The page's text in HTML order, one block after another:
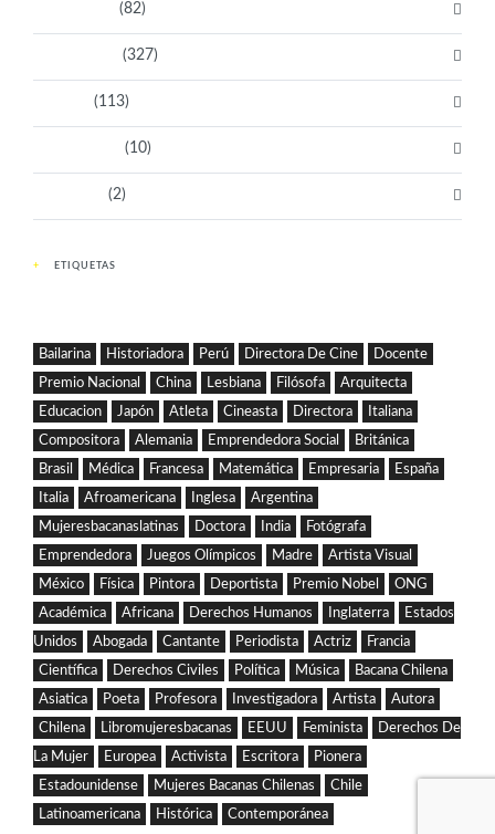
(82)
(327)
(113)
(10)
(2)
ETIQUETAS
Bailarina Historiadora Perú Directora De Cine
Docente
Premio Nacional
China Lesbiana Filósofa
Arquitecta
Educacion
Japón Atleta Cineasta Directora
Italiana
Compositora
Alemania Emprendedora Social
Británica
Brasil
Médica Francesa Matemática Empresaria
España
Italia
Afroamericana Inglesa
Argentina
Mujeresbacanaslatinas
Doctora India
Fotógrafa
Emprendedora
Juegos Olímpicos Madre
Artista Visual
México
Física Pintora Deportista Premio Nobel
ONG
Académica
Africana Derechos Humanos Inglaterra
Estados
Unidos
Abogada Cantante Periodista Actriz
Francia
Científica
Derechos Civiles Política Música
Bacana Chilena
Asiatica
Poeta Profesora Investigadora Artista
Autora
Chilena
Libromujeresbacanas EEUU Feminista
Derechos De
La Mujer
Europea Activista Escritora
Pionera
Estadounidense
Mujeres Bacanas Chilenas
Chile
Latinoamericana
Histórica Contemporánea